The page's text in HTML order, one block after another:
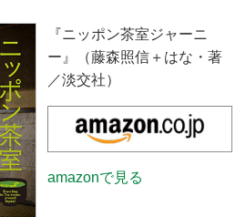
『ニッポン茶室ジャーニ
ー』（藤森照信＋はな・著
／淡交社）
amazonで見る